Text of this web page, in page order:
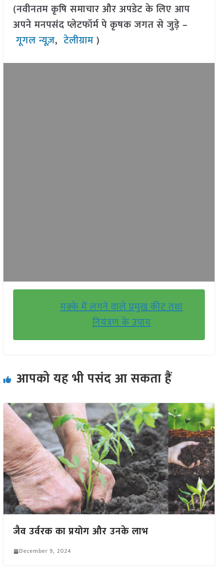
(नवीनतम कृषि समाचार और अपडेट के लिए आप
अपने मनपसंद प्लेटफॉर्म पे कृषक जगत से जुड़े –
गूगल न्यूज़,टेलीग्राम )
मक्के में लगने वाले प्रमुख कीट तथा
नियंत्रण के उपाय
आपको यह भी पसंद आ सकता हैं
जैव उर्वरक का प्रयोग और उनके लाभ
December 9, 2024